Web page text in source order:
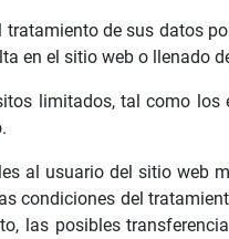
de sus datos
en el sitio web o
limitados, tal como
al usuario del sitio
condiciones del
las posibles